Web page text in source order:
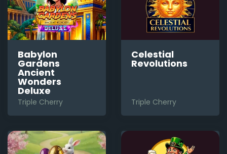
Babylon
Gardens
Ancient
Wonders
Deluxe
Triple Cherry
Celestial
Revolutions
Triple Cherry